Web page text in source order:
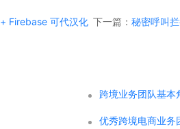
Firebase 可代汉化 下一篇： 秘密呼叫
跨境业务团队基本
优秀跨境电商业务